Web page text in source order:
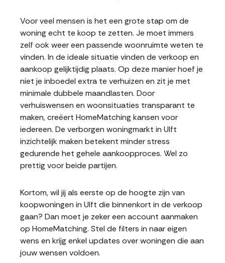
Voor veel mensen is het een grote stap om de
woning echt te koop te zetten. Je moet immers
zelf ook weer een passende woonruimte weten te
vinden. In de ideale situatie vinden de verkoop en
aankoop gelijktijdig plaats. Op deze manier hoef je
niet je inboedel extra te verhuizen en zit je met
minimale dubbele maandlasten. Door
verhuiswensen en woonsituaties transparant te
maken, creëert HomeMatching kansen voor
iedereen. De verborgen woningmarkt in Ulft
inzichtelijk maken betekent minder stress
gedurende het gehele aankoopproces. Wel zo
prettig voor beide partijen.
Kortom, wil jij als eerste op de hoogte zijn van
koopwoningen in Ulft die binnenkort in de verkoop
gaan? Dan moet je zeker een account aanmaken
op HomeMatching. Stel de filters in naar eigen
wens en krijg enkel updates over woningen die aan
jouw wensen voldoen.